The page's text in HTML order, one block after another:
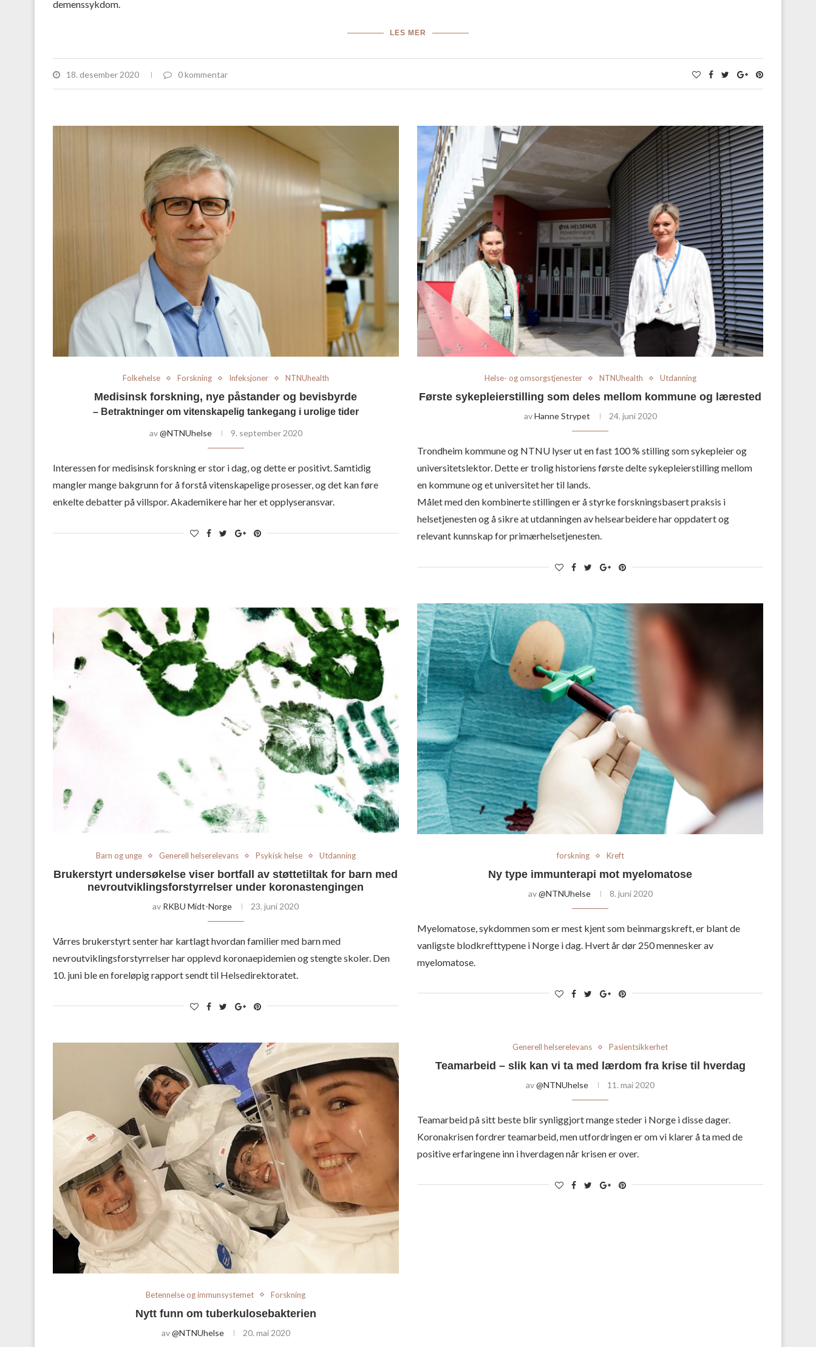
demenssykdom.
LES MER
18. desember 2020 0 kommentar
Folkehelse Forskning Infeksjoner NTNUhealth
Medisinsk forskning, nye påstander og bevisbyrde
– Betraktninger om vitenskapelig tankegang i urolige tider
av@NTNUhelse 9. september 2020
Interessen for medisinsk forskning er stor i dag, og dette er positivt. Samtidig
mangler mange bakgrunn for å forstå vitenskapelige prosesser, og det kan føre
enkelte debatter på villspor. Akademikere har her et opplyseransvar.
Helse- og omsorgstjenester NTNUhealth Utdanning
Første sykepleierstilling som deles mellom kommune og lærested
avHanne Strypet 24. juni 2020
Trondheim kommune og NTNU lyser ut en fast 100 % stilling som sykepleier og
universitetslektor. Dette er trolig historiens første delte sykepleierstilling mellom
en kommune og et universitet her til lands.
Målet med den kombinerte stillingen er å styrke forskningsbasert praksis i
helsetjenesten og å sikre at utdanningen av helsearbeidere har oppdatert og
relevant kunnskap for primærhelsetjenesten.
Barn og unge Generell helserelevans Psykisk helse Utdanning
Brukerstyrt undersøkelse viser bortfall av støttetiltak for barn med
nevroutviklingsforstyrrelser under koronastengingen
av RKBU Midt-Norge 23. juni 2020
Vårres brukerstyrt senter har kartlagt hvordan familier med barn med
nevroutviklingsforstyrrelser har opplevd koronaepidemien og stengte skoler. Den
10. juni ble en foreløpig rapport sendt til Helsedirektoratet.
forskning Kreft
Ny type immunterapi mot myelomatose
av@NTNUhelse 8. juni 2020
Myelomatose, sykdommen som er mest kjent som beinmargskreft, er blant de
vanligste blodkrefttypene i Norge i dag. Hvert år dør 250 mennesker av
myelomatose.
Betennelse og immunsystemet Forskning
Nytt funn om tuberkulosebakterien
av@NTNUhelse 20. mai 2020
Generell helserelevans Pasientsikkerhet
Teamarbeid – slik kan vi ta med lærdom fra krise til hverdag
av@NTNUhelse 11. mai 2020
Teamarbeid på sitt beste blir synliggjort mange steder i Norge i disse dager.
Koronakrisen fordrer teamarbeid, men utfordringen er om vi klarer å ta med de
positive erfaringene inn i hverdagen når krisen er over.